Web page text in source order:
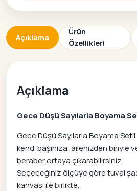
Açıklama
Ürün
Özellikleri
Açıklama
Gece Düşü Sayılarla Boyama
Gece Düşü Sayılarla Boyama
kendi başınıza, ailenizden biriyle
beraber ortaya çıkarabilirsiniz.
Seçeceğiniz ölçüye göre tuval
kanvası ile birlikte,